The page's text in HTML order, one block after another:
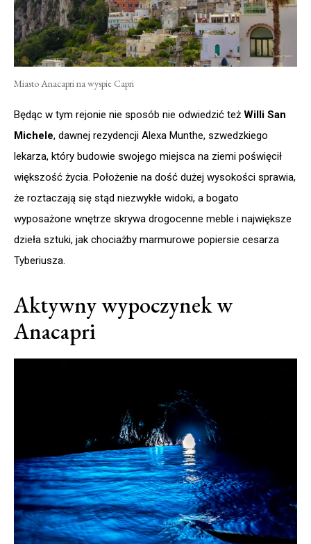
Miasto Anacapri na wyspie Capri
Będąc w tym rejonie nie sposób nie odwiedzić też Willi San
Michele, dawnej rezydencji Alexa Munthe, szwedzkiego
lekarza, który budowie swojego miejsca na ziemi poświęcił
większość życia. Położenie na dość dużej wysokości sprawia,
że roztaczają się stąd niezwykłe widoki, a bogato
wyposażone wnętrze skrywa drogocenne meble i największe
dzieła sztuki, jak chociażby marmurowe popiersie cesarza
Tyberiusza.
Aktywny wypoczynek w
Anacapri